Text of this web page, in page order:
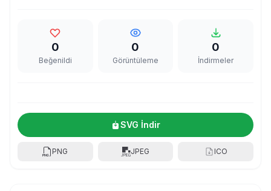
0
Beğenildi
0
Görüntüleme
0
İndirmeler
SVG İndir
PNG JPEG ICO